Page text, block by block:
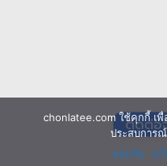
chonlatee.com ใช้คุกกี้ เ
ประสบการ
ยอมรับ
น
ติดต่อ